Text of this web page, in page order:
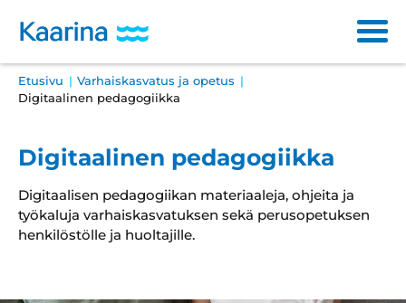
sisältöön
Main
navigation
Varhaiskasvatus ja opetus
Asuminen ja ympäristö
Breadcrumb
Etusivu
Varhaiskasvatus ja opetus
Digitaalinen pedagogiikka
Digitaalinen pedagogiikka
Digitaalisen pedagogiikan materiaaleja, ohjeita ja
työkaluja varhaiskasvatuksen sekä perusopetuksen
henkilöstölle ja huoltajille.